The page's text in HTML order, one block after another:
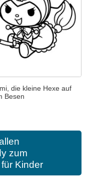
die kleine Hexe auf
Besen
zum
Kinder